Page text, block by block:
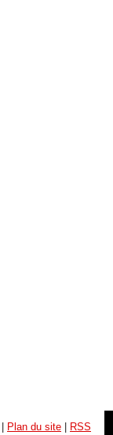
| Plan du site | RSS